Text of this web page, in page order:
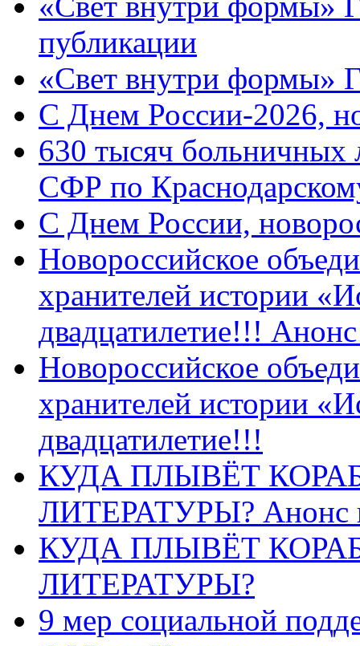
публикации
«Свет внутри формы»
C Днем России-2026,
630 тысяч больничных
СФР по
C Днем России,
Новороссийское
хранителей истории
двадцатилетие!!!
Новороссийское
хранителей истории
двадцатилетие!!!
КУДА ПЛЫВЁТ
ЛИТЕРАТУРЫ? Анонс
КУДА ПЛЫВЁТ
ЛИТЕРАТУРЫ?
9 мер социальной